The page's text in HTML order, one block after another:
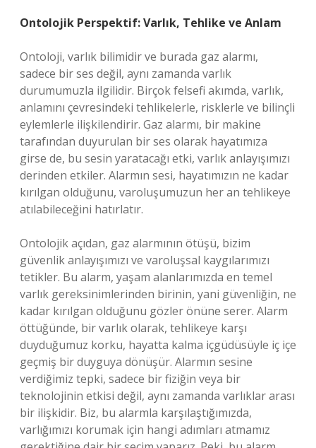
Ontolojik Perspektif: Varlık, Tehlike ve Anlam
Ontoloji, varlık bilimidir ve burada gaz alarmı,
sadece bir ses değil, aynı zamanda varlık
durumumuzla ilgilidir. Birçok felsefi akımda, varlık,
anlamını çevresindeki tehlikelerle, risklerle ve bilinçli
eylemlerle ilişkilendirir. Gaz alarmı, bir makine
tarafından duyurulan bir ses olarak hayatımıza
girse de, bu sesin yaratacağı etki, varlık anlayışımızı
derinden etkiler. Alarmın sesi, hayatımızın ne kadar
kırılgan olduğunu, varoluşumuzun her an tehlikeye
atılabileceğini hatırlatır.
Ontolojik açıdan, gaz alarmının ötüşü, bizim
güvenlik anlayışımızı ve varoluşsal kaygılarımızı
tetikler. Bu alarm, yaşam alanlarımızda en temel
varlık gereksinimlerinden birinin, yani güvenliğin, ne
kadar kırılgan olduğunu gözler önüne serer. Alarm
öttüğünde, bir varlık olarak, tehlikeye karşı
duyduğumuz korku, hayatta kalma içgüdüsüyle iç içe
geçmiş bir duyguya dönüşür. Alarmın sesine
verdiğimiz tepki, sadece bir fiziğin veya bir
teknolojinin etkisi değil, aynı zamanda varlıklar arası
bir ilişkidir. Biz, bu alarmla karşılaştığımızda,
varlığımızı korumak için hangi adımları atmamız